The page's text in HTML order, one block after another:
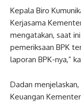
Kepala Biro
Kerjasama
mengatakan, saat
pemeriksaan BPK
laporan BPK-nya,”
Dadan
Keuangan